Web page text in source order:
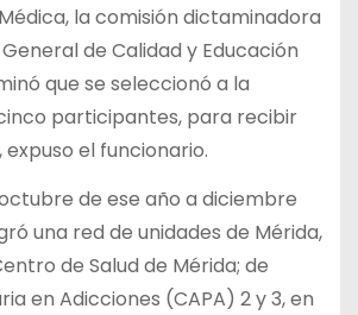
la comisión dictaminadora
de Calidad y Educación
que se seleccionó a la
participantes, para recibir
el funcionario.
de ese año a diciembre
una red de unidades de Mérida,
de Salud de Mérida; de
en Adicciones (CAPA) 2 y 3, en